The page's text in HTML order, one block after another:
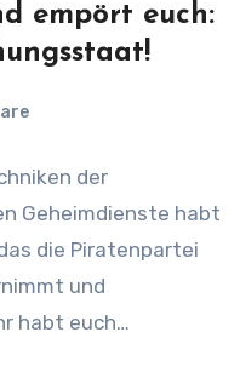
empört euch:
der
Geheimdienste habt
die Piratenpartei
und
habt euch…